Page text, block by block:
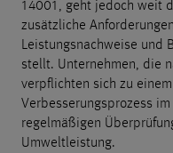
14001, geht jedoch weit
zusätzliche
Leistungsnachweise und
stellt. Unternehmen, die
verpflichten sich zu
Verbesserungsprozess
regelmäßigen
Umweltleistung.